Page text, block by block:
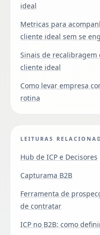
ideal
Metricas para
cliente ideal sem se
Sinais de
cliente ideal
Como levar empresa
rotina
LEITURAS
Hub de ICP e Decisores
Capturama B2B
Ferramenta de
de contratar
ICP no B2B: como